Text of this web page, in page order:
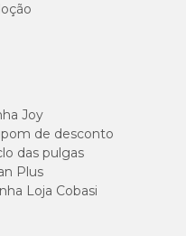
Joy
de desconto
das pulgas
Plus
Loja Cobasi